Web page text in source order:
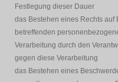
Festlegung dieser Dauer
das Bestehen eines Rechts
betreffenden
Verarbeitung durch den
gegen diese Verarbeitung
das Bestehen eines